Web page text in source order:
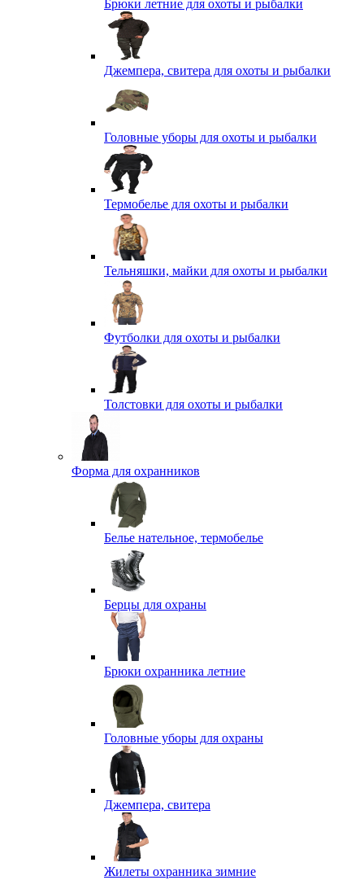
Брюки летние для охоты и рыбалки
Джемпера, свитера для охоты и рыбалки
Головные уборы для охоты и рыбалки
Термобелье для охоты и рыбалки
Тельняшки, майки для охоты и рыбалки
Футболки для охоты и рыбалки
Толстовки для охоты и рыбалки
Форма для охранников
Белье нательное, термобелье
Берцы для охраны
Брюки охранника летние
Головные уборы для охраны
Джемпера, свитера
Жилеты охранника зимние